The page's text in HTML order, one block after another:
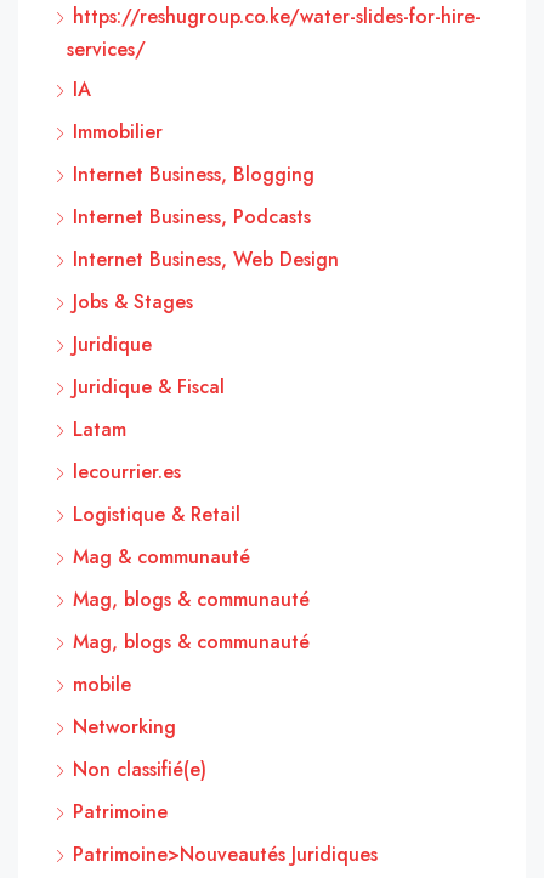
https://reshugroup.co.ke/water-slides-for-hire-
services/
IA
Immobilier
Internet Business, Blogging
Internet Business, Podcasts
Internet Business, Web Design
Jobs & Stages
Juridique
Juridique & Fiscal
Latam
lecourrier.es
Logistique & Retail
Mag & communauté
Mag, blogs & communauté
Mag, blogs & communauté
mobile
Networking
Non classifié(e)
Patrimoine
Patrimoine>Nouveautés Juridiques